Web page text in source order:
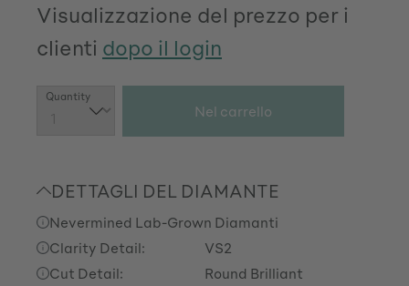
Visualizzazione del prezzo per i
clienti dopo il login
Quantità del prodotto: inserisci la
Quantity
Nel carrello
DETTAGLI DEL DIAMANTE
Nevermined Lab-Grown Diamanti
Clarity Detail:
VS2
Cut Detail:
Round Brilliant